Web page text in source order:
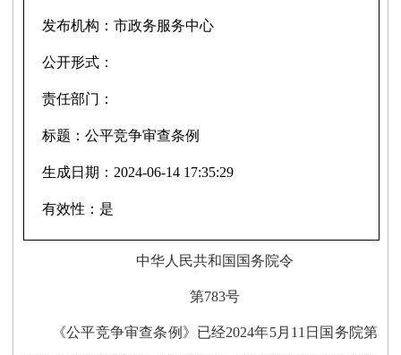
发布机构：市政务服务中心
公开形式：
责任部门：
标题：公平竞争审查条例
生成日期： 2024-06-14 17:35:29
有效性： 是
中华人民共和国国务院令
第783号
《公平竞争审查条例》已经2024年5月11日国务院第